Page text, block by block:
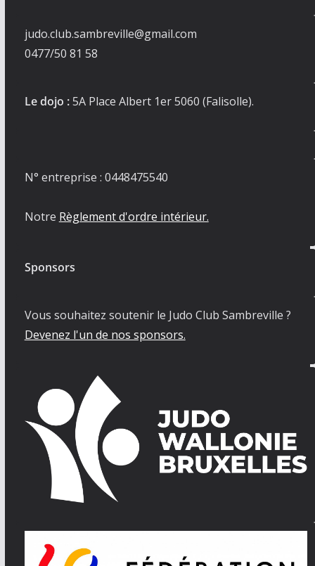
judo.club.sambreville@gmail.com
0477/50 81 58
Le dojo :5A Place Albert 1er 5060 (Falisolle).
N° entreprise : 0448475540
Notre Règlement d'ordre intérieur.
Sponsors
Vous souhaitez soutenir le Judo Club Sambreville ?
Devenez l'un de nos sponsors.